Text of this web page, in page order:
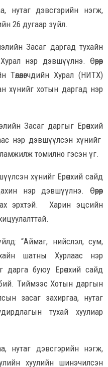
нутаг дэвсгэрийн нэгж,
26 дугаар зүйл.
Засаг даргад тухайн
нэр дэвшүүлнэ. Өөрөөр
Хурал (НИТХ)
хүнийг хотын даргад нэр
Засаг даргыг Ерөнхий
нэр дэвшүүлсэн хүнийг
томилно гэсэн үг.
хүнийг Ерөнхий сайд
нэр дэвшүүлнэ. Өөрөөр
эрхтэй. Харин эцсийн
“Аймаг, нийслэл, сум,
шатны Хурлаас нэр
буюу Ерөнхий сайд
Тиймээс Хотын даргын
засаг захиргаа, нутаг
тухай хуулиар
нутаг дэвсгэрийн нэгж,
хуулийн шинэчилсэн